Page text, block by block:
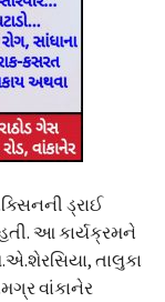
ડ્રાઈ
આ કાર્યક્રમને
તાલુકા
વાંકાનેર